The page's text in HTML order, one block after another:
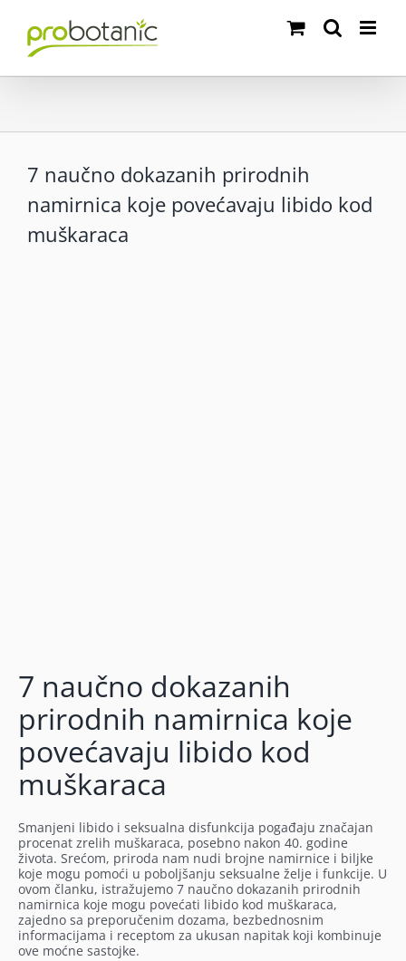
content
7 naučno dokazanih prirodnih
namirnica koje povećavaju libido kod
muškaraca
7 naučno dokazanih
prirodnih namirnica koje
povećavaju libido kod
muškaraca
Smanjeni libido i seksualna disfunkcija pogađaju značajan
procenat zrelih muškaraca, posebno nakon 40. godine
života. Srećom, priroda nam nudi brojne namirnice i biljke
koje mogu pomoći u poboljšanju seksualne želje i funkcije. U
ovom članku, istražujemo 7 naučno dokazanih prirodnih
namirnica koje mogu povećati libido kod muškaraca,
zajedno sa preporučenim dozama, bezbednosnim
informacijama i receptom za ukusan napitak koji kombinuje
ove moćne sastojke.